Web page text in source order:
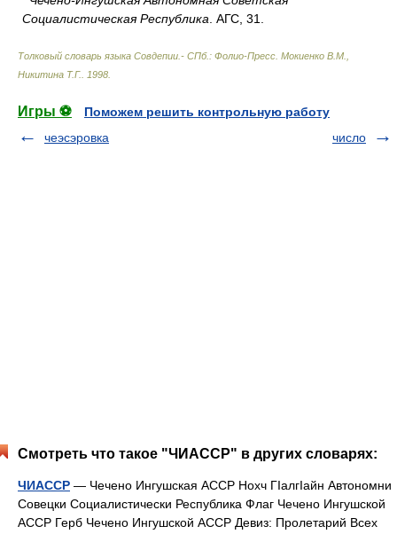
Социалистическая Республика . АГС, 31.
Толковый словарь языка Совдепии.- СПб.: Фолио-Пресс Мокиенко В.М.,
Никитина Т.Г.
1998
Игры ⚽
Поможем решить контрольную работу
чеэсэровка
число
Смотреть что такое "ЧИАССР" в других словарях:
ЧИАССР — Чечено Ингушская АССР Нохч ГІалгІайн Автономни
Совецки Социалистически Республика Флаг Чечено Ингушской
АССР Герб Чечено Ингушской АССР Девиз: Пролетарий Всех